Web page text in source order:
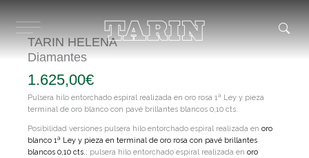
contenido
TARIN HELENA
Diamantes
1.625,00€
Pulsera hilo entorchado espiral realizada en oro rosa 1ª Ley y pieza
terminal de oro blanco con pavé brillantes blancos 0,10 cts.
Posibilidad versiones pulsera hilo entorchado espiral realizada en oro
blanco 1ª Ley y pieza en terminal de oro rosa con pavé brillantes
blancos 0,10 cts.; pulsera hilo entorchado espiral realizada en oro